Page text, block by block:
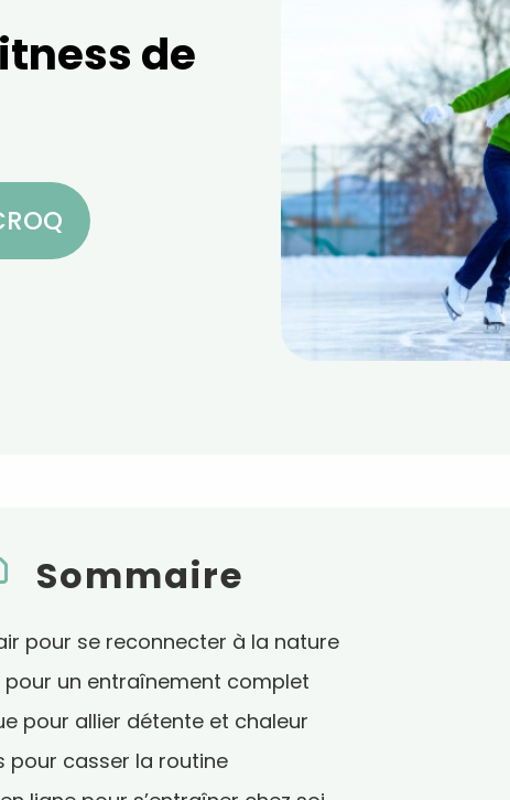
de
Sommaire
pour se reconnecter à la nature
pour un entraînement complet
pour allier détente et chaleur
pour casser la routine